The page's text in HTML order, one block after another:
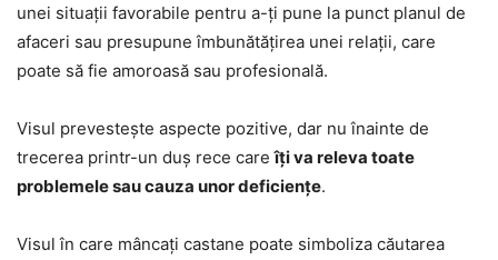
unei situații favorabile pentru a-ți pune la punct planul de
afaceri sau presupune îmbunătățirea unei relații, care
poate să fie amoroasă sau profesională.
Visul prevestește aspecte pozitive, dar nu înainte de
trecerea printr-un duș rece careîți va releva toate
problemele sau cauza unor deficiențe.
Visul în care mâncați castane poate simboliza căutarea